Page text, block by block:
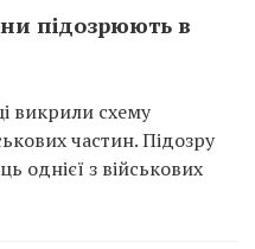
підозрюють в
викрили схему
частин. Підозру
однієї з військових